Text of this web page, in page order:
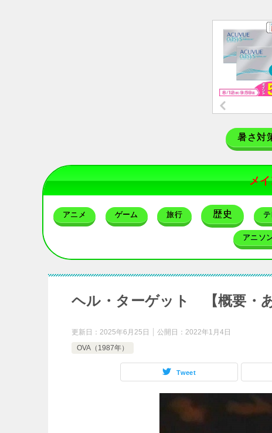
暑さ対
メ
アニメ ゲーム 旅行 歴史
アニソ
ヘル・ターゲット 【概要・
更新日： 2025年6月25日 公開日： 2022年1月4日
OVA（1987年）
Tweet